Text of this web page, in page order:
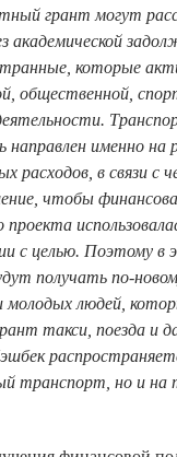
грант могут
академической
которые
общественной,
именно на
расходов, в связи с
чтобы
с целью. Поэтому в
получать по-
людей,
такси, поезда и
транспорт, но и на